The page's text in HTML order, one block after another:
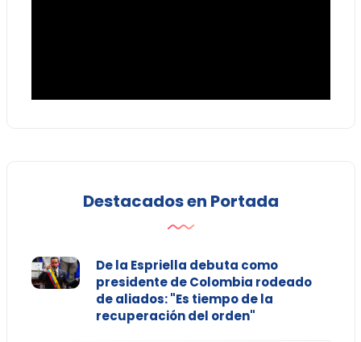
Destacados en Portada
De la Espriella debuta como
presidente de Colombia rodeado
de aliados: "Es tiempo de la
recuperación del orden"